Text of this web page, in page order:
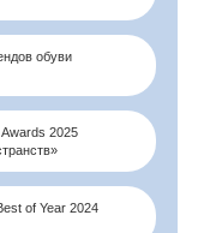
обуви
2025
of Year 2024